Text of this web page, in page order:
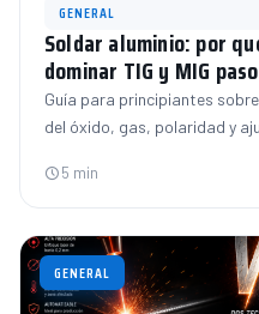
GENERAL
Soldar aluminio: por
dominar TIG y MIG
Guía para principiantes
del óxido, gas, polaridad y
5 min
GENERAL